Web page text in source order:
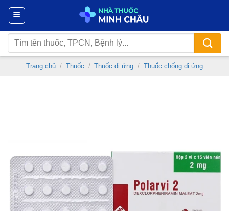
Chuyển
nội
dung
Tìm
kiếm:
Trang chủ / Thuốc / Thuốc dị ứng / Thuốc chống dị ứng